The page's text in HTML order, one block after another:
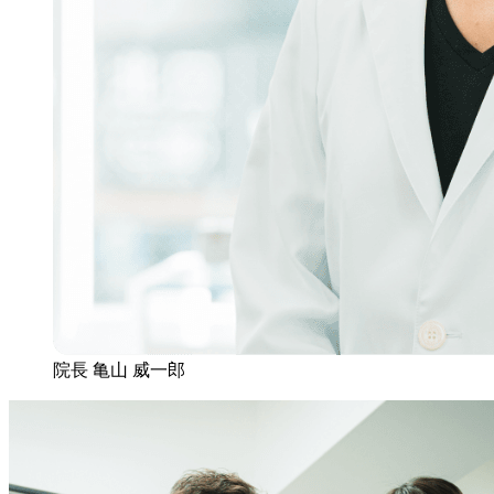
院長 亀山 威一郎